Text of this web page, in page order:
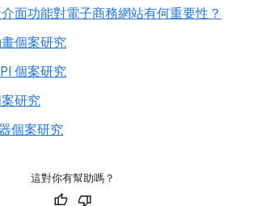
面功能對電子商務網站有何重要性？
個案研究
個案研究
研究
個案研究
這對你有幫助嗎？